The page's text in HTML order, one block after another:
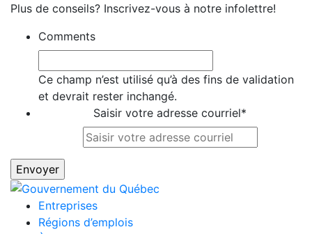
Plus de conseils? Inscrivez-vous à notre infolettre!
Comments
Ce champ n’est utilisé qu’à des fins de validation
et devrait rester inchangé.
Saisir votre adresse courriel*
Entreprises
Régions d’emplois